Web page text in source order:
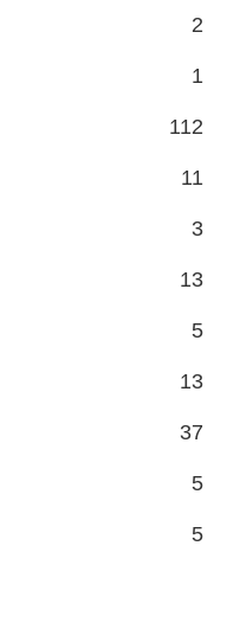
2
1
112
11
3
13
5
13
37
5
5